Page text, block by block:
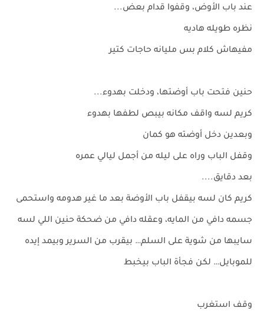
عند باب الأوض، وقفوا قدام بعض...
نظره طويله هاديه
مفيهاش كلام بس مليانه حاجات كتير
حنين فتحت باب أوضتها، ودخلت بهدوء...
كريم لسه واقف مكانه بيبص لطفها بهدوء
وبعدين دخل أوضته هو كمان
وقفل الباب وراه على ليله من أجمل ليالي عمره
بعد دقايق....
كريم كان لسه بيقفل باب الأوضة بعد ما غير هدومه واستحمى
جسمه دافي من المايه، وعقله دافي من ضحكة حنين اللي لسه
سايبها من شوية على السلم… بيقرب من السرير وبيمد إيده
للموبايل… لكن فجأة الباب بيخبط
وقف استغرب